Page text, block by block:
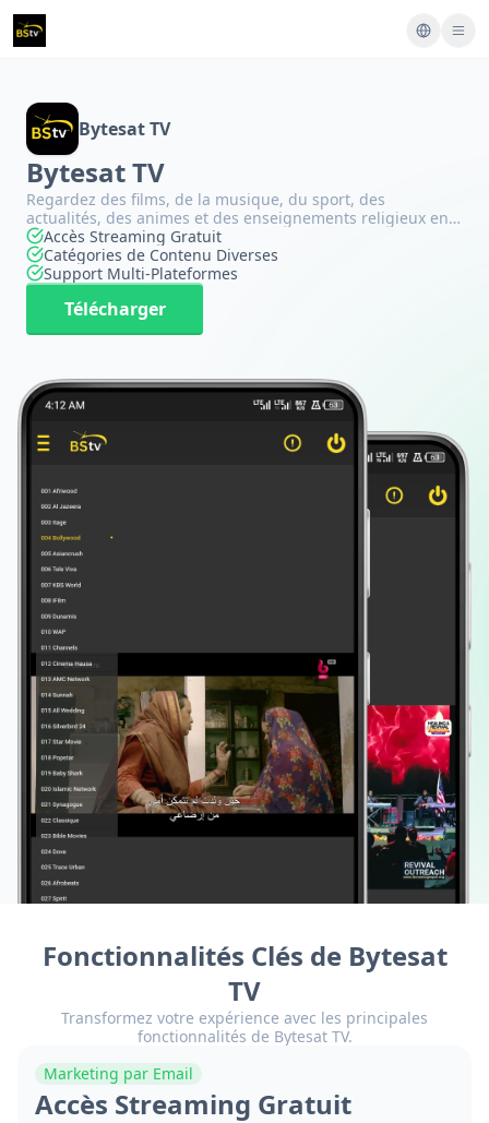
Bytesat TV
Bytesat TV
Regardez des films, de la musique, du sport, des
actualités, des animes et des enseignements religieux en
direct et à la demande
Accès Streaming Gratuit
Catégories de Contenu Diverses
Support Multi-Plateformes
Télécharger
Fonctionnalités Clés de Bytesat
TV
Transformez votre expérience avec les principales
fonctionnalités de Bytesat TV.
Marketing par Email
Accès Streaming Gratuit